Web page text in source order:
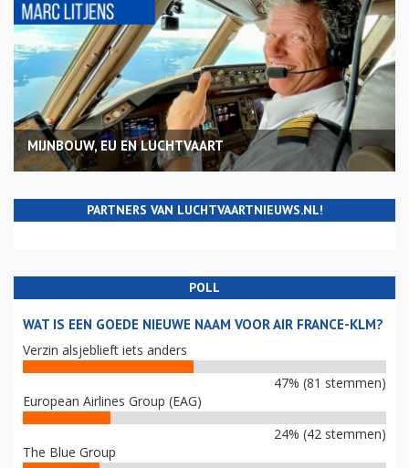
MIJNBOUW, EU EN LUCHTVAART
PARTNERS VAN LUCHTVAARTNIEUWS.NL!
POLL
WAT IS EEN GOEDE NIEUWE NAAM VOOR AIR FRANCE-KLM?
Verzin alsjeblieft iets anders
47% (81 stemmen)
European Airlines Group (EAG)
24% (42 stemmen)
The Blue Group